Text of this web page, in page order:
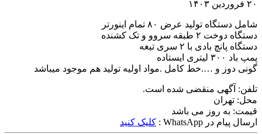
۲۰ فروردین ۱۴۰۳
شامل دستگاه تولید عرض ۸۰ تمام اینورتر
دستگاه دوخت ۲ طبقه سروو و تک کشنده
دستگاه پانچ بادی با ۲ سری تیغه
پمپ باد ۳۰۰ لیتری ایستاده
گونی دوز و ….خط کامل .مواد اولیه تولید هم موجود میباشد
تلفن: آگهی منقضی شده است.
محل: تهران
قیمت: به روز می باشد
ارسال پیام در WhatsApp :
کلیک کنید